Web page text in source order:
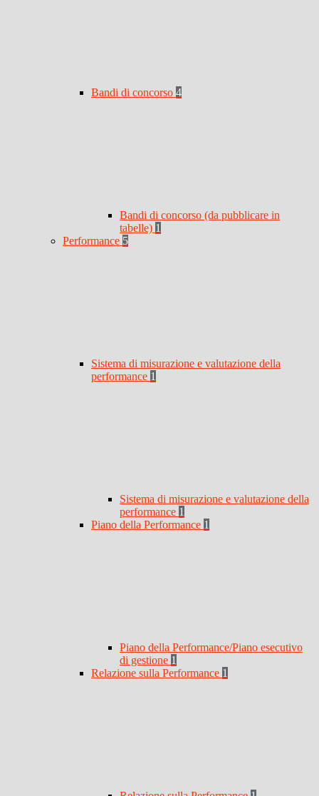
Bandi di concorso 4
Bandi di concorso (da pubblicare in
tabelle) 1
Performance 5
Sistema di misurazione e valutazione della
performance 1
Sistema di misurazione e valutazione della
performance 1
Piano della Performance 1
Piano della Performance/Piano esecutivo
di gestione 1
Relazione sulla Performance 1